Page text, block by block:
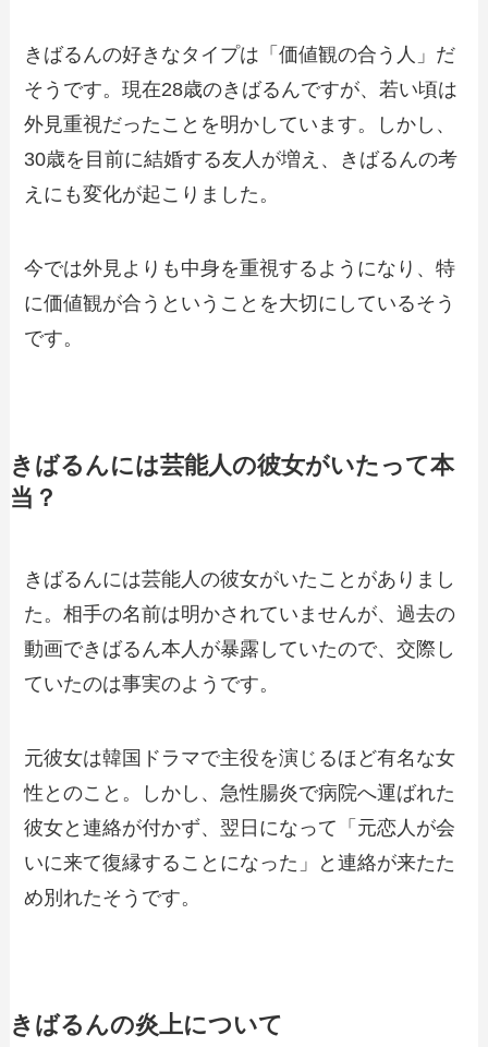
きばるんの好きなタイプは「価値観の合う人」だ
そうです。現在28歳のきばるんですが、若い頃は
外見重視だったことを明かしています。しかし、
30歳を目前に結婚する友人が増え、きばるんの考
えにも変化が起こりました。
今では外見よりも中身を重視するようになり、特
に価値観が合うということを大切にしているそう
です。
きばるんには芸能人の彼女がいたって本
当？
きばるんには芸能人の彼女がいたことがありまし
た。相手の名前は明かされていませんが、過去の
動画できばるん本人が暴露していたので、交際し
ていたのは事実のようです。
元彼女は韓国ドラマで主役を演じるほど有名な女
性とのこと。しかし、急性腸炎で病院へ運ばれた
彼女と連絡が付かず、翌日になって「元恋人が会
いに来て復縁することになった」と連絡が来たた
め別れたそうです。
きばるんの炎上について